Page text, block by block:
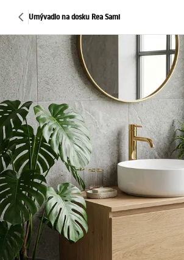
Umývadlo na dosku Rea Sami